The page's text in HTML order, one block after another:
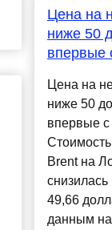
​Цена на
ниже 50
впервые
Цена на
ниже 50
впервые с
Brent на
49,66
данным